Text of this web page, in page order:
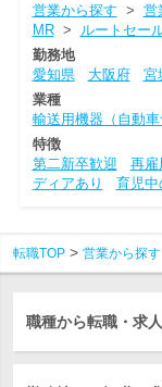
営業から探す > 営
MR> ルートセー
勤務地
愛知県
大阪府 宮
業種
輸送用機器（自動車
特徴
第二新卒歓迎
再雇
ディアあり
育児中
転職TOP 営業から探す
職種から転職・求